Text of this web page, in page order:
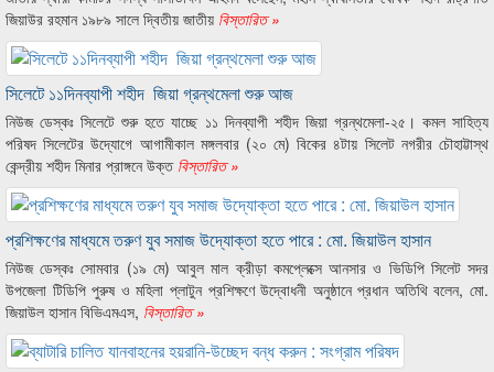
জিয়াউর রহমান ১৯৮৯ সালে দ্বিতীয় জাতীয় বিস্তারিত »
সিলেটে ১১দিনব্যাপী শহীদ জিয়া গ্রন্থমেলা শুরু আজ
নিউজ ডেস্কঃ সিলেটে শুরু হতে যাচ্ছে ১১ দিনব্যাপী শহীদ জিয়া গ্রন্থমেলা-২৫। কমল সাহিত্য
পরিষদ সিলেটের উদ্যোগে আগামীকাল মঙ্গলবার (২০ মে) বিকের ৪টায় সিলেট নগরীর চৌহাট্টাস্থ
কেন্দ্রীয় শহীদ মিনার প্রাঙ্গনে উক্তবিস্তারিত »
প্রশিক্ষণের মাধ্যমে তরুণ যুব সমাজ উদ্যোক্তা হতে পারে : মো. জিয়াউল হাসান
নিউজ ডেস্কঃ সোমবার (১৯ মে) আবুল মাল ক্রীড়া কমপ্লেক্সে আনসার ও ভিডিপি সিলেট সদর
উপজেলা টিডিপি পুরুষ ও মহিলা প্লাটুন প্রশিক্ষণে উদ্বোধনী অনুষ্ঠানে প্রধান অতিথি বলেন, মো.
জিয়াউল হাসান বিভিএমএস, বিস্তারিত »